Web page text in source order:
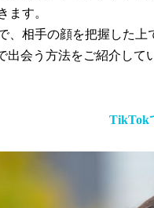
ます。
、相手の顔を把握した
出会う方法をご紹介して
TikTok